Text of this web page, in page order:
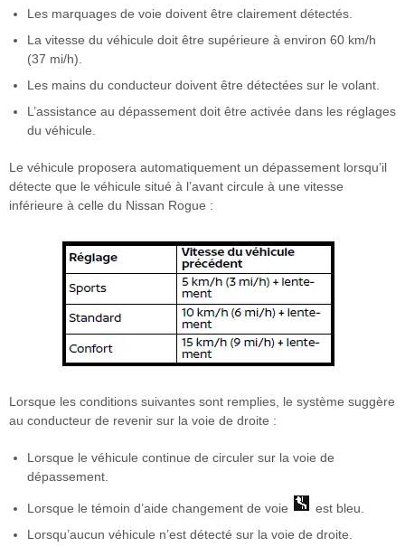
Les marquages de voie doivent être clairement détectés.
La vitesse du véhicule doit être supérieure à environ 60 km/h
(37 mi/h).
Les mains du conducteur doivent être détectées sur le volant.
L’assistance au dépassement doit être activée dans les réglages
du véhicule.
Le véhicule proposera automatiquement un dépassement lorsqu’il
détecte que le véhicule situé à l’avant circule à une vitesse
inférieure à celle du Nissan Rogue :
Lorsque les conditions suivantes sont remplies, le système suggère
au conducteur de revenir sur la voie de droite :
Lorsque le véhicule continue de circuler sur la voie de
dépassement.
Lorsque le témoin d’aide changement de voie
est bleu.
Lorsqu’aucun véhicule n’est détecté sur la voie de droite.